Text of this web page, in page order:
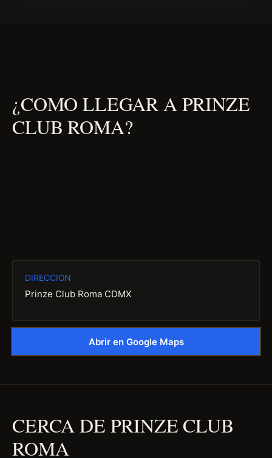
¿COMO LLEGAR A PRINZE
CLUB ROMA?
DIRECCION
Prinze Club Roma CDMX
Abrir en Google Maps
CERCA DE PRINZE CLUB
ROMA